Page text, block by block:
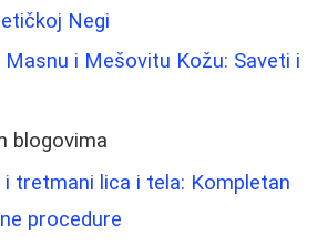
Negi
i Mešovitu Kožu: Saveti i
blogovima
tretmani lica i tela: Kompletan
procedure